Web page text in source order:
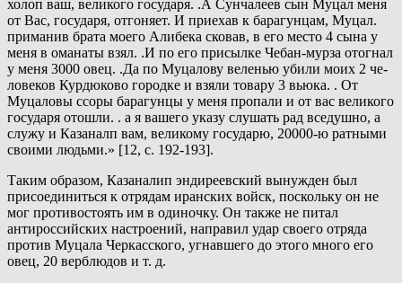
холоп ваш, великого государя. .А Сунчалеев сын Муцал меня
от Вас, государя, отгоняет. И приехав к барагунцам, Муцал.
приманив брата моего Алибека сковав, в его место 4 сына у
меня в оманаты взял. .И по его присылке Чебан-мурза отогнал
у меня 3000 овец. .Да по Муцалову веленью убили моих 2 че-
ловеков Курдюково городке и взяли товару 3 вьюка. . От
Муцаловы ссоры барагунцы у меня пропали и от вас великого
государя отошли. . а я вашего указу слушать рад вседушно, а
служу и Казаналп вам, великому государю, 20000-ю ратными
своими людьми.» [12, с. 192-193].
Таким образом, Казаналип эндиреевский вынужден был
присоединиться к отрядам иранских войск, поскольку он не
мог противостоять им в одиночку. Он также не питал
антироссийских настроений, направил удар своего отряда
против Муцала Черкасского, угнавшего до этого много его
овец, 20 верблюдов и т. д.